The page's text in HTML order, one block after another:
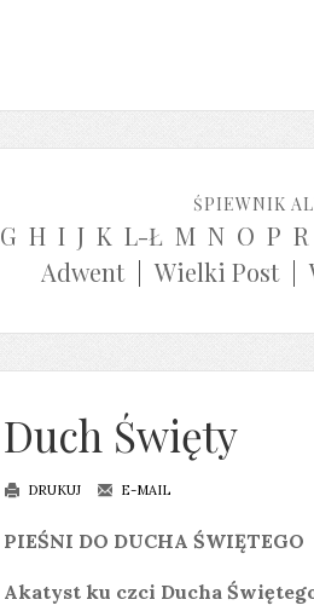
ŚPIEWNIK
G H I J K L-Ł M N O P R
Adwent| Wielki Post|
Duch Święty
DRUKUJ E-MAIL
PIEŚNI DO DUCHA ŚWIĘTEGO
Akatyst ku czci Ducha